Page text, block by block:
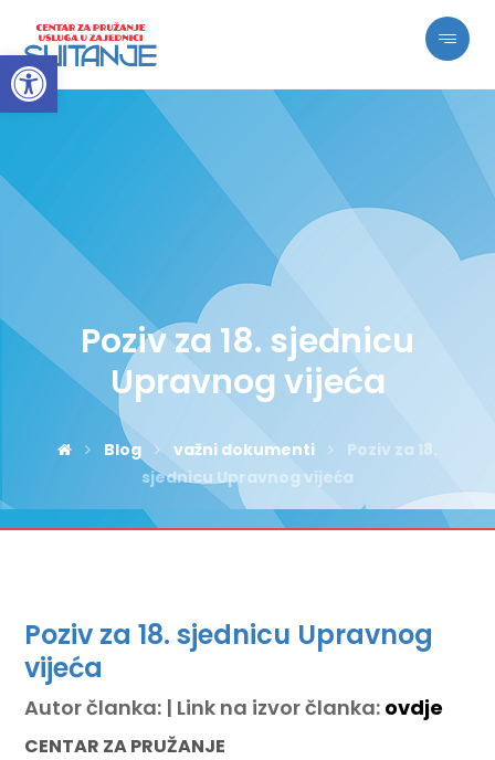
Open toolbar
Poziv za 18. sjednicu
Upravnog vijeća
Blog važni dokumenti
Poziv za 18.
sjednicu Upravnog vijeća
Poziv za 18. sjednicu Upravnog
vijeća
Autor članka: | Link na izvor članka: ovdje
CENTAR ZA PRUŽANJE